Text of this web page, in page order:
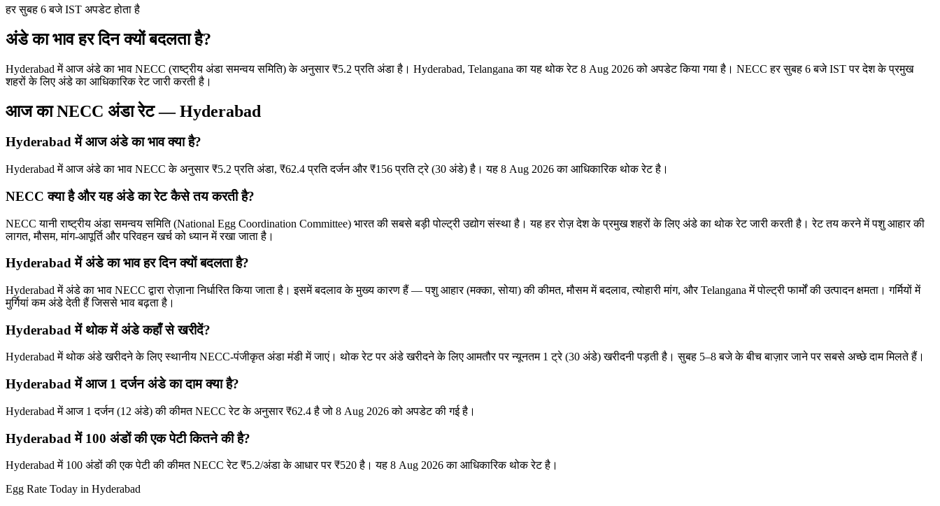
हर सुबह 6 बजे IST अपडेट होता है
अंडे का भाव हर दिन क्यों बदलता है?
Hyderabad में आज अंडे का भाव NECC (राष्ट्रीय अंडा समन्वय समिति) के अनुसार ₹5.2 प्रति अंडा है। Hyderabad, Telangana का यह थोक रेट 8 Aug 2026 को अपडेट किया गया है। NECC हर सुबह 6 बजे IST पर देश के प्रमुख
शहरों के लिए अंडे का आधिकारिक रेट जारी करती है।
आज का NECC अंडा रेट—Hyderabad
Hyderabad में आज अंडे का भाव क्या है?
Hyderabad में आज अंडे का भाव NECC के अनुसार ₹5.2 प्रति अंडा, ₹62.4 प्रति दर्जन और ₹156 प्रति ट्रे (30 अंडे) है। यह 8 Aug 2026 का आधिकारिक थोक रेट है।
NECC क्या है और यह अंडे का रेट कैसे तय करती है?
NECC यानी राष्ट्रीय अंडा समन्वय समिति (National Egg Coordination Committee) भारत की सबसे बड़ी पोल्ट्री उद्योग संस्था है। यह हर रोज़ देश के प्रमुख शहरों के लिए अंडे का थोक रेट जारी करती है। रेट तय करने में पशु आहार की
लागत, मौसम, मांग-आपूर्ति और परिवहन खर्च को ध्यान में रखा जाता है।
Hyderabad में अंडे का भाव हर दिन क्यों बदलता है?
Hyderabad में अंडे का भाव NECC द्वारा रोज़ाना निर्धारित किया जाता है। इसमें बदलाव के मुख्य कारण हैं — पशु आहार (मक्का, सोया) की कीमत, मौसम में बदलाव, त्योहारी मांग, और Telangana में पोल्ट्री फार्मों की उत्पादन क्षमता। गर्मियों में
मुर्गियां कम अंडे देती हैं जिससे भाव बढ़ता है।
Hyderabad में थोक में अंडे कहाँ से खरीदें?
Hyderabad में थोक अंडे खरीदने के लिए स्थानीय NECC-पंजीकृत अंडा मंडी में जाएं। थोक रेट पर अंडे खरीदने के लिए आमतौर पर न्यूनतम 1 ट्रे (30 अंडे) खरीदनी पड़ती है। सुबह 5–8 बजे के बीच बाज़ार जाने पर सबसे अच्छे दाम मिलते हैं।
Hyderabad में आज 1 दर्जन अंडे का दाम क्या है?
Hyderabad में आज 1 दर्जन (12 अंडे) की कीमत NECC रेट के अनुसार ₹62.4 है जो 8 Aug 2026 को अपडेट की गई है।
Hyderabad में 100 अंडों की एक पेटी कितने की है?
Hyderabad में 100 अंडों की एक पेटी की कीमत NECC रेट ₹5.2/अंडा के आधार पर ₹520 है। यह 8 Aug 2026 का आधिकारिक थोक रेट है।
Egg Rate Today in Hyderabad